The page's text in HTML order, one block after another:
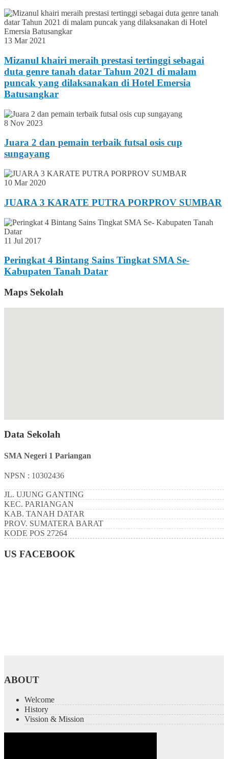
13 Mar 2021
Mizanul khairi meraih prestasi tertinggi sebagai
duta genre tanah datar Tahun 2021 di malam
puncak yang dilaksanakan di Hotel Emersia
Batusangkar
8 Nov 2023
Juara 2 dan pemain terbaik futsal osis cup
sungayang
10 Mar 2020
JUARA 3 KARATE PUTRA PORPROV SUMBAR
11 Jul 2017
Peringkat 4 Bintang Sains Tingkat SMA Se-
Kabupaten Tanah Datar
Maps Sekolah
Data Sekolah
SMA Negeri 1 Pariangan
NPSN : 10302436
JL. UJUNG GANTING
KEC. PARIANGAN
KAB. TANAH DATAR
PROV. SUMATERA BARAT
KODE POS 27264
US FACEBOOK
ABOUT
Welcome
History
Vission & Mission